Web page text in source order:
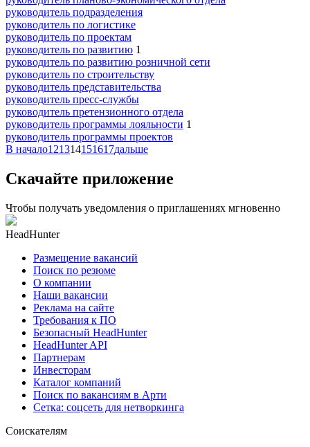
руководитель подразделения
руководитель по логистике
руководитель по проектам
руководитель по развитию 1
руководитель по развитию розничной сети
руководитель по строительству
руководитель представительства
руководитель пресс-службы
руководитель претензионного отдела
руководитель программы лояльности 1
руководитель программы проектов
В начало121314151617дальше
Скачайте приложение
Чтобы получать уведомления о приглашениях мгновенно
HeadHunter
Размещение вакансий
Поиск по резюме
О компании
Наши вакансии
Реклама на сайте
Требования к ПО
Безопасный HeadHunter
HeadHunter API
Партнерам
Инвесторам
Каталог компаний
Поиск по вакансиям в Арти
Сетка: соцсеть для нетворкинга
Соискателям